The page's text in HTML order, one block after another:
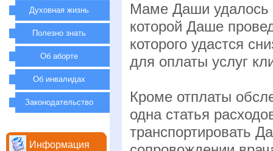
Маме Даши удалось
которой Даше
которого удастся
для оплаты услуг
Кроме отплаты
одна статья
транспортировать
Духовная жизнь
Полезно знать
Об аборте
Об инвалидах
Законодательство
Информация